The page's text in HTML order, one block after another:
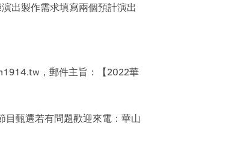
出製作需求填寫兩個預計演出
，郵件主旨：【2022華
甄選若有問題歡迎來電：華山